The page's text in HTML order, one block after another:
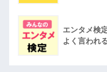
エンタメ検
よく言われ